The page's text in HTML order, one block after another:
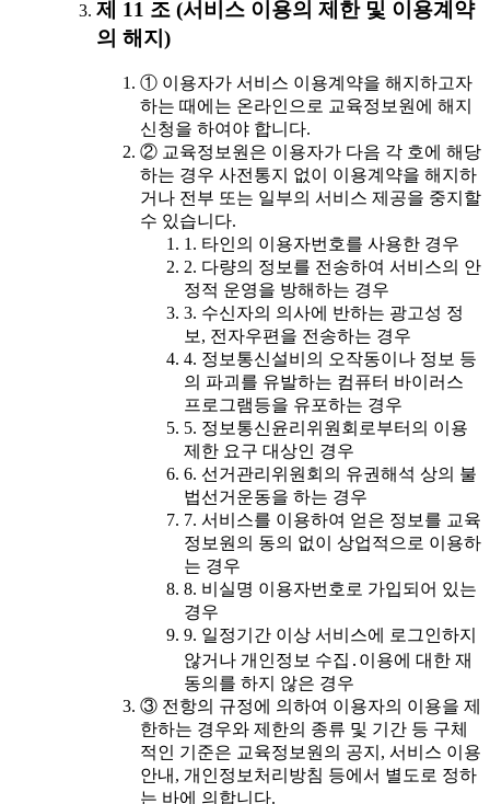
제 11 조 (서비스 이용의 제한 및 이용계약
의 해지)
① 이용자가 서비스 이용계약을 해지하고자
하는 때에는 온라인으로 교육정보원에 해지
신청을 하여야 합니다.
② 교육정보원은 이용자가 다음 각 호에 해당
하는 경우 사전통지 없이 이용계약을 해지하
거나 전부 또는 일부의 서비스 제공을 중지할
수 있습니다.
1. 타인의 이용자번호를 사용한 경우
2. 다량의 정보를 전송하여 서비스의 안
정적 운영을 방해하는 경우
3. 수신자의 의사에 반하는 광고성 정
보, 전자우편을 전송하는 경우
4. 정보통신설비의 오작동이나 정보 등
의 파괴를 유발하는 컴퓨터 바이러스
프로그램등을 유포하는 경우
5. 정보통신윤리위원회로부터의 이용
제한 요구 대상인 경우
6. 선거관리위원회의 유권해석 상의 불
법선거운동을 하는 경우
7. 서비스를 이용하여 얻은 정보를 교육
정보원의 동의 없이 상업적으로 이용하
는 경우
8. 비실명 이용자번호로 가입되어 있는
경우
9. 일정기간 이상 서비스에 로그인하지
않거나 개인정보 수집․이용에 대한 재
동의를 하지 않은 경우
③ 전항의 규정에 의하여 이용자의 이용을 제
한하는 경우와 제한의 종류 및 기간 등 구체
적인 기준은 교육정보원의 공지, 서비스 이용
안내, 개인정보처리방침 등에서 별도로 정하
는 바에 의합니다.